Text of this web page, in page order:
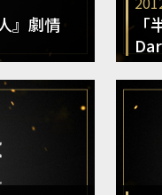
』劇情